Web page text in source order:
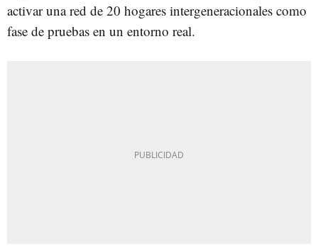
activar una red de 20 hogares intergeneracionales como
fase de pruebas en un entorno real.